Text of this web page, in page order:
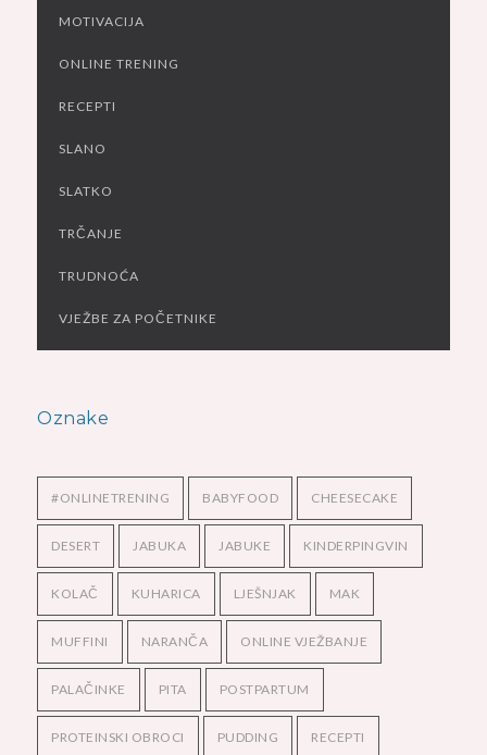
MOTIVACIJA
ONLINE TRENING
RECEPTI
SLANO
SLATKO
TRČANJE
TRUDNOĆA
VJEŽBE ZA POČETNIKE
Oznake
#ONLINETRENING BABYFOOD CHEESECAKE
DESERT JABUKA JABUKE KINDERPINGVIN
KOLAČ KUHARICA LJEŠNJAK MAK
MUFFINI NARANČA ONLINE VJEŽBANJE
PALAČINKE PITA POSTPARTUM
PROTEINSKI OBROCI PUDDING RECEPTI